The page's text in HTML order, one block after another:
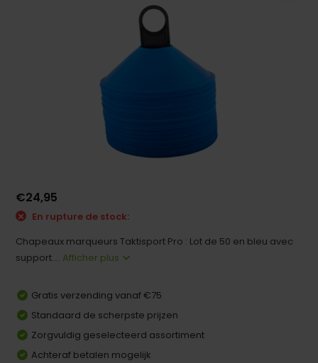
€24,95
En rupture de stock:
Chapeaux marqueurs Taktisport Pro : Lot de 50 en bleu avec
support.... Afficher plus
Gratis verzending vanaf €75
Standaard de scherpste prijzen
Zorgvuldig geselecteerd assortiment
Achteraf betalen mogelijk